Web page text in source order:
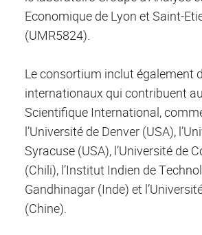
Economique de Lyon et Saint-
(UMR5824).
Le consortium inclut également
internationaux qui contribuent
Scientifique International,
l’Université de Denver (USA),
Syracuse (USA), l’Université de
(Chili), l’Institut Indien de
Gandhinagar (Inde) et
(Chine).